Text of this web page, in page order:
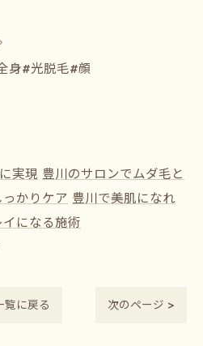
身#光脱毛#顔
実現 豊川のサロンでムダ毛と
かりケア 豊川で美肌になれ
になる施術
覧に戻る 次のページ >